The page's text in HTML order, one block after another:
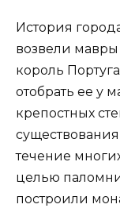
История
возвели мавры
король
отобрать ее у
крепостных
течение
целью
построили